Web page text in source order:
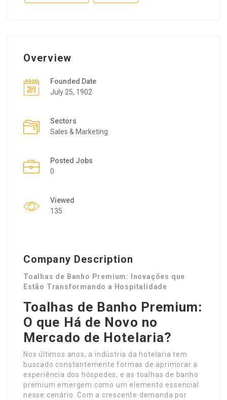
Overview
Founded Date
July 25, 1902
Sectors
Sales & Marketing
Posted Jobs
0
Viewed
135
Company Description
Toalhas de Banho Premium: Inovações que
Estão Transformando a Hospitalidade
Toalhas de Banho Premium:
O que Há de Novo no
Mercado de Hotelaria?
Nos últimos anos, a indústria da hotelaria tem
buscado constantemente formas de aprimorar a
experiência dos hóspedes, e as toalhas de banho
premium emergem como um elemento essencial
nesse cenário. Com a crescente demanda por